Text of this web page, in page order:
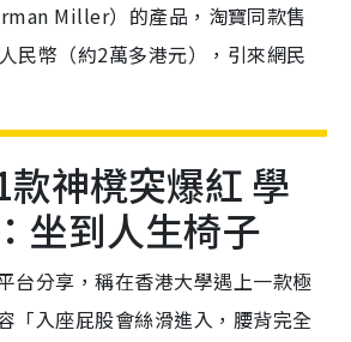
Miller）的產品，淘寶同款售
民幣（約2萬多港元），引來網民
神櫈突爆紅 學
坐到人生椅子
台分享，稱在香港大學遇上一款極
「入座屁股會絲滑進入，腰背完全